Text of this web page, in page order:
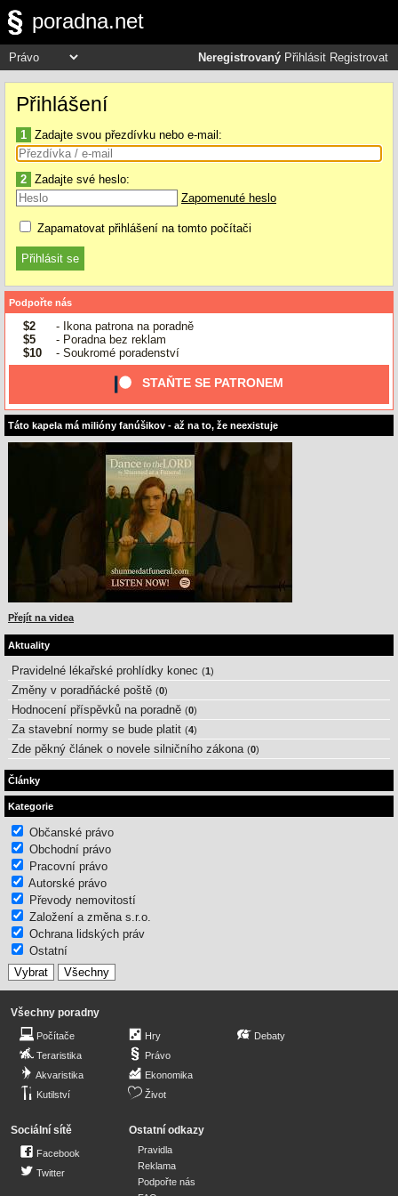
poradna.net
Neregistrovaný Přihlásit Registrovat
Přihlášení
1 Zadajte svou přezdívku nebo e-mail:
2 Zadajte své heslo:
Zapomenuté heslo
Zapamatovat přihlášení na tomto počítači
Podpořte nás
$2
- Ikona patrona na poradně
$5
- Poradna bez reklam
$10
- Soukromé poradenství
STAŇTE SE PATRONEM
Táto kapela má milióny fanúšikov - až na to, že neexistuje
Přejít na videa
Aktuality
Pravidelné lékařské prohlídky konec (1)
Změny v poradňácké poště (0)
Hodnocení příspěvků na poradně (0)
Za stavební normy se bude platit (4)
Zde pěkný článek o novele silničního zákona (0)
Články
Kategorie
Občanské právo
Obchodní právo
Pracovní právo
Autorské právo
Převody nemovitostí
Založení a změna s.r.o.
Ochrana lidských práv
Ostatní
Všechny poradny
Počítače
Teraristika
Akvaristika
Kutilství
Hry
Právo
Ekonomika
Život
Debaty
Sociální sítě
Facebook
Twitter
Ostatní odkazy
Pravidla
Reklama
Podpořte nás